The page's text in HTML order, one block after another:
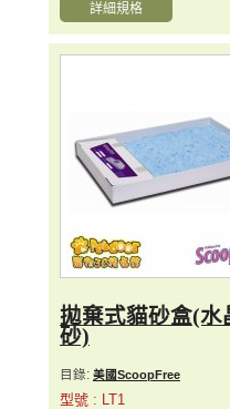
詳細規格
拋棄式貓砂盒(水
砂)
目錄: 美國ScoopFree
型號 : LT1